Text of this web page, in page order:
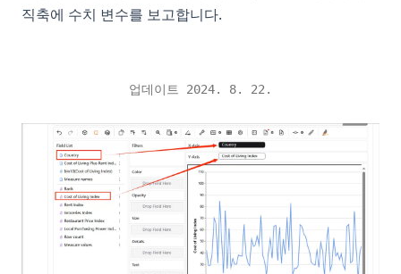
직축에 수치 변수를 보고합니다.
업데이트 2024. 8. 22.